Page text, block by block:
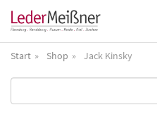
Start Shop Jack Kinsky